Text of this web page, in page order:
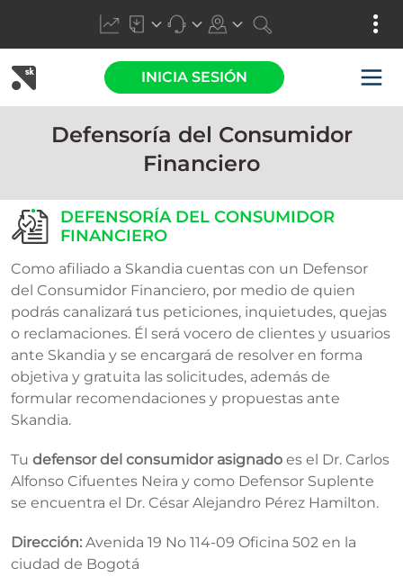
INICIA SESIÓN
Defensoría del Consumidor
Financiero​
DEFENSORÍA DEL CONSUMIDOR
FINANCIERO​
Como afiliado a Skandia cuentas con un Defensor
del Consumidor Financiero, por medio de quien
podrás canalizará tus peticiones, inquietudes, quejas
o reclamaciones. Él será vocero de clientes y usuarios
ante Skandia y se encargará de resolver en forma
objetiva y gratuita las solicitudes, además de
formular recomendaciones y propuestas ante
Skandia.
Tu defensor del consumidor asignado es el Dr. Carlos
Alfonso Cifuentes Neira y como Defensor Suplente
se encuentra el Dr. César Alejandro Pérez Hamilton.
Dirección: Avenida 19 No 114-09 Oficina 502 en la
ciudad de Bogotá